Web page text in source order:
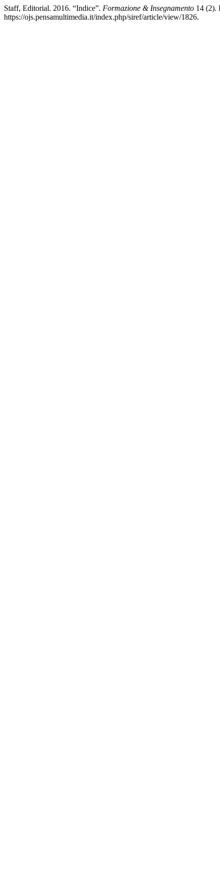
Staff, Editorial. 2016. “Indice”. Formazione & Insegnamento 14 (2).
https://ojs.pensamultimedia.it/index.php/siref/article/view/1826.